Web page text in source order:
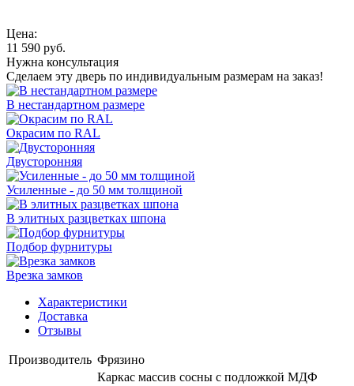
Цена:
11 590 руб.
Нужна консультация
Сделаем эту дверь по индивидуальным размерам на заказ!
В нестандартном размере
Окрасим по RAL
Двусторонняя
Усиленные - до 50 мм толщиной
В элитных разцветках шпона
Подбор фурнитуры
Врезка замков
Характеристики
Доставка
Отзывы
Производитель Фрязино
Каркас массив сосны с подложкой МДФ